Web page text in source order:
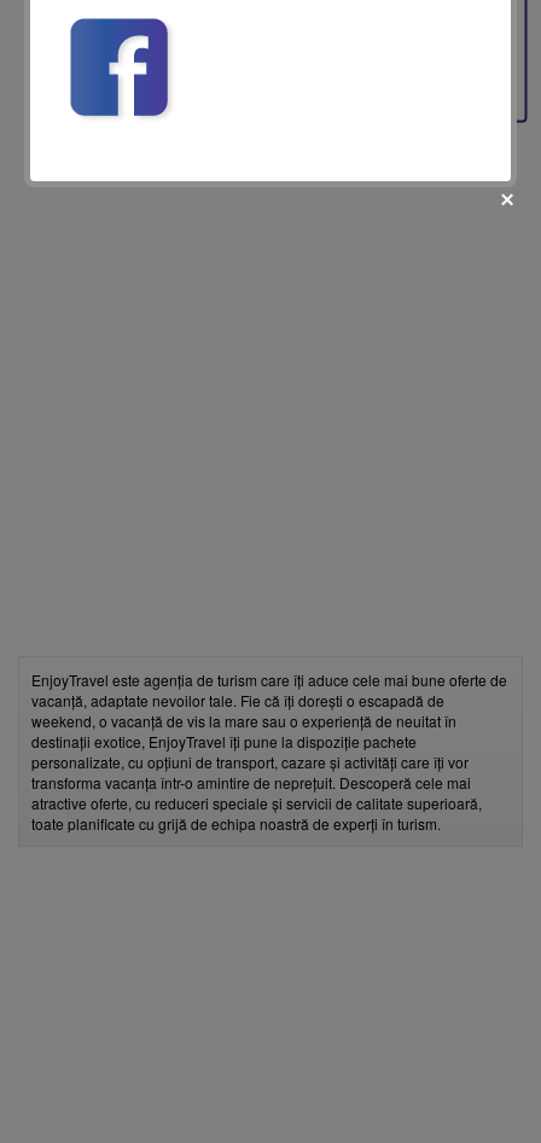
EnjoyTravel este agenția de turism care îți aduce cele mai bune oferte de
vacanță, adaptate nevoilor tale. Fie că îți dorești o escapadă de
weekend, o vacanță de vis la mare sau o experiență de neuitat în
destinații exotice, EnjoyTravel îți pune la dispoziție pachete
personalizate, cu opțiuni de transport, cazare și activități care îți vor
transforma vacanța într-o amintire de neprețuit. Descoperă cele mai
atractive oferte, cu reduceri speciale și servicii de calitate superioară,
toate planificate cu grijă de echipa noastră de experți în turism.